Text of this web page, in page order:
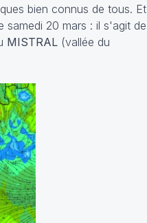
bien connus de tous. Et
20 mars : il s'agit de
MISTRAL (vallée du